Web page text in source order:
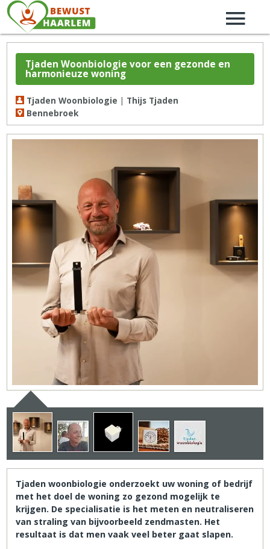
Tjaden Woonbiologie voor een gezonde en
harmonieuze woning
Tjaden Woonbiologie | Thijs Tjaden
Bennebroek
Tjaden woonbiologie onderzoekt uw woning of bedrijf
met het doel de woning zo gezond mogelijk te
krijgen. De specialisatie is het meten en neutraliseren
van straling van bijvoorbeeld zendmasten. Het
resultaat is dat men vaak veel beter gaat slapen.